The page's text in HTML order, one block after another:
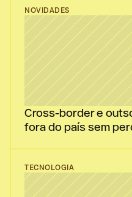
NOVIDADES
Cross-border e
fora do país sem
TECNOLOGIA